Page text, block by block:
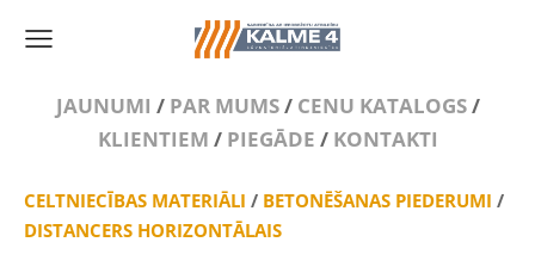
JAUNUMI / PAR MUMS/ CENU KATALOGS/
KLIENTIEM / PIEGĀDE / KONTAKTI
CELTNIECĪBAS MATERIĀLI / BETONĒŠANAS PIEDERUMI /
DISTANCERS HORIZONTĀLAIS